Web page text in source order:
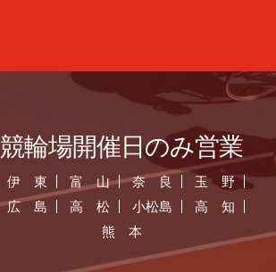
競輪場開催日のみ営業
伊 東 富 山 奈 良
玉 野
広 島
高 松 小松島
高 知
熊 本